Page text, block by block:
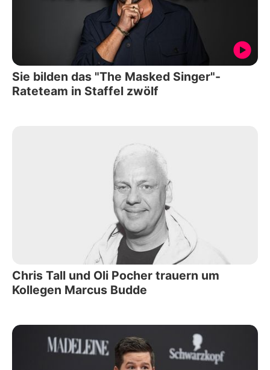
Sie bilden das "The Masked Singer"-
Rateteam in Staffel zwölf
Chris Tall und Oli Pocher trauern um
Kollegen Marcus Budde